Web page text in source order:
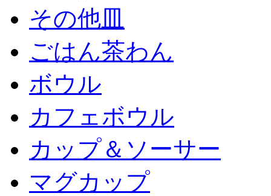
その他皿
ごはん茶わん
ボウル
カフェボウル
カップ＆ソーサー
マグカップ